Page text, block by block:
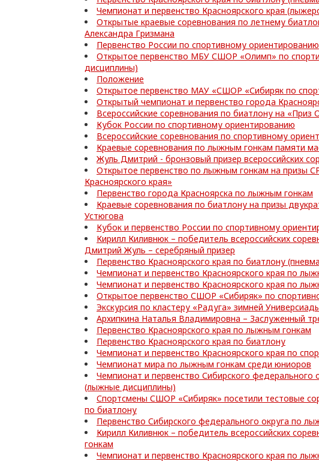
Чемпионат и первенство Красноярского края
Открытые краевые соревнования по летнему
Александра Гризмана
Первенство России по спортивному ориентированию
Открытое первенство МБУ СШОР «Олимп» по
дисциплины)
Положение
Открытое первенство МАУ «СШОР «Сибиряк по
Открытый чемпионат и первенство города
Всероссийские соревнования по биатлону на
Кубок России по спортивному ориентированию
Всероссийские соревнования по спортивному
Краевые соревнования по лыжным гонкам памяти
Жуль Дмитрий - бронзовый призер всероссийских
Открытое первенство по лыжным гонкам на призы
Красноярского края»
Первенство города Красноярска по лыжным гонкам
Краевые соревнования по биатлону на призы
Устюгова
Кубок и первенство России по спортивному
Кирилл Киливнюк – победитель всероссийских
Дмитрий Жуль – серебряный призер
Первенство Красноярского края по биатлону
Чемпионат и первенство Красноярского края по
Чемпионат и первенство Красноярского края по
Открытое первенство СШОР «Сибиряк» по
Экскурсия по кластеру «Радуга» зимней
Архипкина Наталья Владимировна – Заслуженный
Первенство Красноярского края по лыжным гонкам
Первенство Красноярского края по биатлону
Чемпионат и первенство Красноярского края по
Чемпионат мира по лыжным гонкам среди юниоров
Чемпионат и первенство Сибирского федерального
(лыжные дисциплины)
Спортсмены СШОР «Сибиряк» посетили тестовые
по биатлону
Первенство Сибирского федерального округа по
Кирилл Киливнюк – победитель всероссийских
гонкам
Чемпионат и первенство Красноярского края по